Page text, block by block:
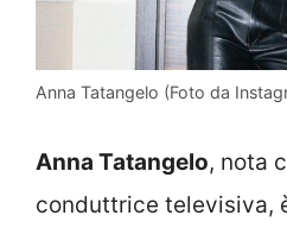
Anna Tatangelo (Foto da
Anna Tatangelo, nota
conduttrice televisiva,